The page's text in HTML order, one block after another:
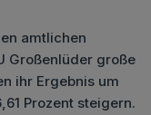
amtlichen
Großenlüder große
ihr Ergebnis um
Prozent steigern.